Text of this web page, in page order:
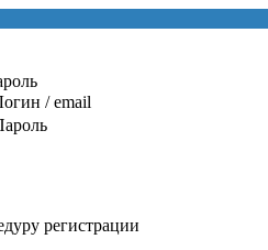
/ email
регистрации